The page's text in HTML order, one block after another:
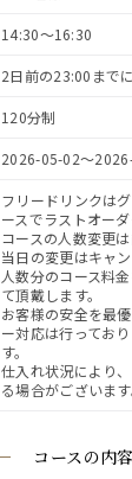
コースの内容
14:30〜16:30
2日前の23:00まで
120分制
2026-05-02〜
フリードリンクはグラス交換制、120分のコ
ースでラストオー
コースの人数変更
当日の変更はキャ
人数分のコース料
て頂戴します。
お客様の安全を最
ー対応は行ってお
す。
仕入れ状況により
る場合がございます